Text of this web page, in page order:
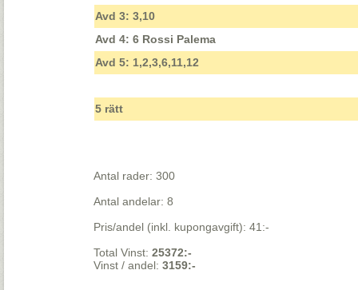
Avd 3: 3,10
Avd 4: 6 Rossi Palema
Avd 5: 1,2,3,6,11,12
5 rätt
Antal rader: 300
Antal andelar: 8
Pris/andel (inkl. kupongavgift): 41:-
Total Vinst:25372:-
Vinst / andel:3159:-